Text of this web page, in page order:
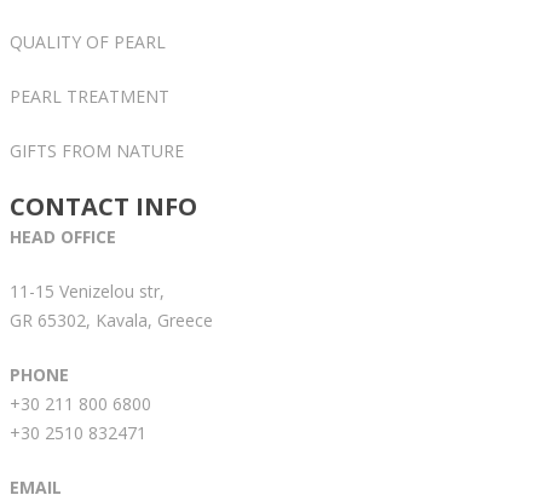
QUALITY OF PEARL
PEARL TREATMENT
GIFTS FROM NATURE
CONTACT INFO
HEAD OFFICE
11-15 Venizelou str,
GR 65302, Kavala, Greece
PHONE
+30 211 800 6800
+30 2510 832471
EMAIL